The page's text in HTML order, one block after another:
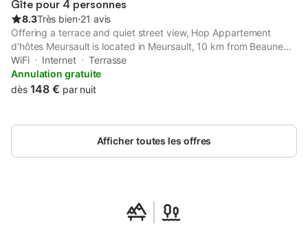
Gîte pour 4 personnes
8.3Très bien⋅21 avis
Offering a terrace and quiet street view, Hop Appartement
d'hôtes Meursault is located in Meursault, 10 km from Beaune
Exhibition Centre and 28 km from Chalon sur Saône Exhibition
Park. The property features garden and inner courtyard views,
and is...
WiFi Internet
Terrasse
Annulation gratuite
dès 148 € par nuit
Afficher toutes les offres